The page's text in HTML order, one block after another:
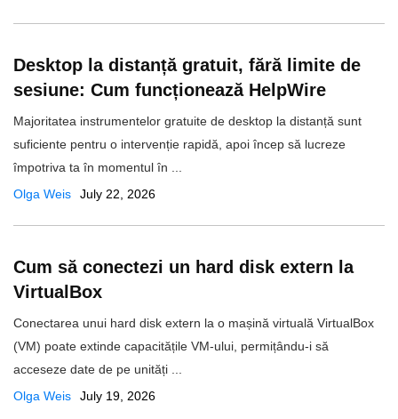
Desktop la distanță gratuit, fără limite de
sesiune: Cum funcționează HelpWire
​Majoritatea instrumentelor gratuite de desktop la distanță sunt
suficiente pentru o intervenție rapidă, apoi încep să lucreze
împotriva ta în momentul în ...
Olga Weis
July 22, 2026
Cum să conectezi un hard disk extern la
VirtualBox
Conectarea unui hard disk extern la o mașină virtuală VirtualBox
(VM) poate extinde capacitățile VM-ului, permițându-i să
acceseze date de pe unități ...
Olga Weis
July 19, 2026